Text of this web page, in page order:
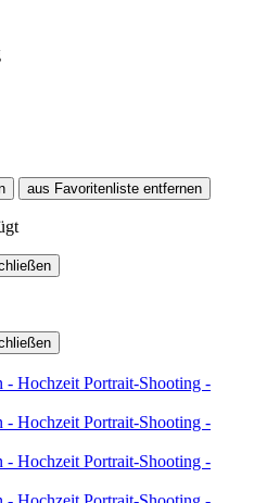
aus Favoritenliste entfernen